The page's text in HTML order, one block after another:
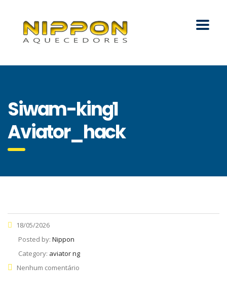
Siwam-king1
Aviator_hack
18/05/2026
Posted by: Nippon
Category: aviator ng
Nenhum comentário